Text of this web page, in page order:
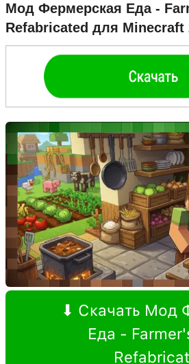
Мод Фермерская Еда -
Refabricated для Minecraft
⬇ Скачать Мод
Еда -